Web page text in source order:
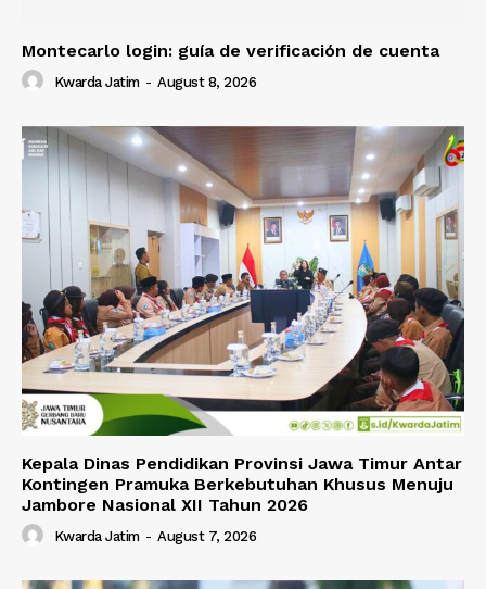
Montecarlo login: guía de verificación de cuenta
Kwarda Jatim - August 8, 2026
Kepala Dinas Pendidikan Provinsi Jawa Timur Antar
Kontingen Pramuka Berkebutuhan Khusus Menuju
Jambore Nasional XII Tahun 2026
Kwarda Jatim - August 7, 2026